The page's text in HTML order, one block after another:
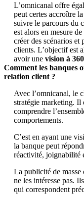
L’omnicanal offre
peut certes accroître la
suivre le parcours du
est alors en mesure
créer des scénarios et
clients. L’objectif est
avoir une vision à
Comment les banques
relation client ?
Avec l’omnicanal, le
stratégie marketing. Il
comprendre
comportements.
C’est en ayant une
la banque peut
réactivité, joignabilité
La publicité de masse
ne les intéresse pas.
qui correspondent